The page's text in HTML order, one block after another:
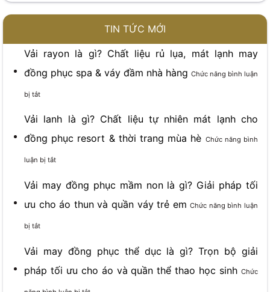
TIN TỨC MỚI
Vải rayon là gì? Chất liệu rủ lụa, mát lạnh may
đồng phục spa & váy đầm nhà hàng Chức năng bình luận
bị tắtở
Chất
liệu
rủ
mát
Vải lanh là gì? Chất liệu tự nhiên mát lạnh cho
đồng phục resort & thời trang mùa hè Chức năng bình
luận bị tắtở
Chất
liệu
Vải may đồng phục mầm non là gì? Giải pháp tối
ưu cho áo thun và quần váy trẻ em Chức năng bình luận
bị tắtở
Vải may đồng phục thể dục là gì? Trọn bộ giải
pháp tối ưu cho áo và quần thể thao học sinh Chức
ở